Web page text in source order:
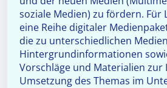
soziale Medien) zu fördern. Für
eine Reihe digitaler
die zu unterschiedlichen
Hintergrundinformationen
Vorschläge und Materialien
Umsetzung des Themas im